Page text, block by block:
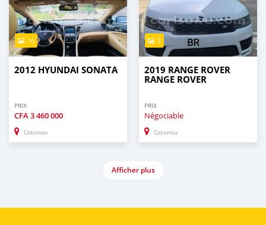
10
2012 HYUNDAI SONATA
PRIX
CFA3 460 000
Cotonou
5
2019 RANGE ROVER
RANGE ROVER
PRIX
Négociable
Cotonou
Afficher plus